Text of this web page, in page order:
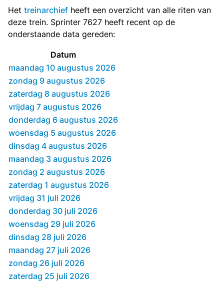
Het treinarchief heeft een overzicht van alle riten van
deze trein. Sprinter 7627 heeft recent op de
onderstaande data gereden:
Datum
maandag 10 augustus 2026
zondag 9 augustus 2026
zaterdag 8 augustus 2026
vrijdag 7 augustus 2026
donderdag 6 augustus 2026
woensdag 5 augustus 2026
dinsdag 4 augustus 2026
maandag 3 augustus 2026
zondag 2 augustus 2026
zaterdag 1 augustus 2026
vrijdag 31 juli 2026
donderdag 30 juli 2026
woensdag 29 juli 2026
dinsdag 28 juli 2026
maandag 27 juli 2026
zondag 26 juli 2026
zaterdag 25 juli 2026